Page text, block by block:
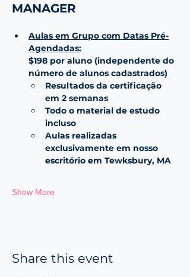
MANAGER
Aulas em Grupo com Datas Pré-
Agendadas:
$198 por aluno (independente do
número de alunos cadastrados)
Resultados da certificação
em 2 semanas
Todo o material de estudo
incluso
Aulas realizadas
exclusivamente em nosso
escritório em Tewksbury, MA
Show More
Share this event